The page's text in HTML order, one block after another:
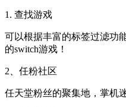
1. 查找游戏
可以根据丰富的标签过滤功
的switch游戏！
2、任粉社区
任天堂粉丝的聚集地，掌机